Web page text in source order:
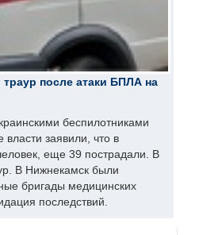
после атаки БПЛА на
беспилотниками
заявили, что в
еще 39 пострадали. В
В Нижнекамск были
бригады медицинских
последствий.